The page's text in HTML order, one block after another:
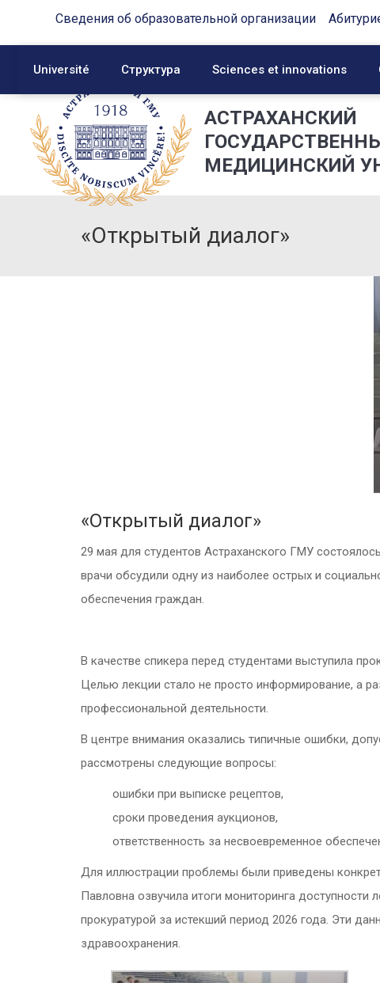
Сведения об образовательной организации
Université Структура Sciences et innovations
АСТРАХАНСКИЙ
МЕДИЦИНСКИЙ
«Открытый диалог»
«Открытый диалог»
29 мая для студентов Астраханского ГМУ
врачи обсудили одну из наиболее острых и
обеспечения граждан.
В качестве спикера перед студентами выступила
Целью лекции стало не просто информирование, а
профессиональной деятельности.
В центре внимания оказались типичные ошибки,
рассмотрены следующие вопросы:
ошибки при выписке рецептов,
сроки проведения аукционов,
ответственность за несвоевременное
Для иллюстрации проблемы были приведены
Павловна озвучила итоги мониторинга доступности
прокуратурой за истекший период 2026 года. Эти
здравоохранения.